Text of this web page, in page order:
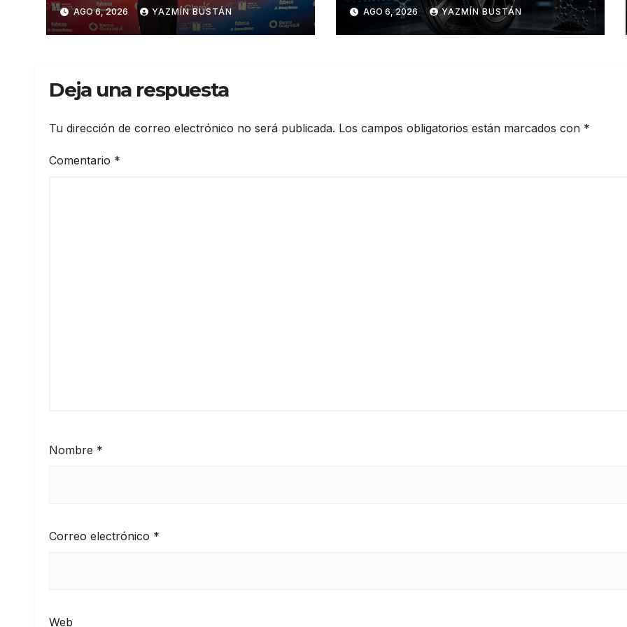
AGO 6, 2026 YAZMÍN BUSTÁN
redefinen el futuro de la
movilidad
AGO 6, 2026 YAZMÍN BUSTÁN
Deja una respuesta
Tu dirección de correo electrónico no será publicada. Los campos obligatorios están marcados con *
Comentario *
Nombre *
Correo electrónico *
Web